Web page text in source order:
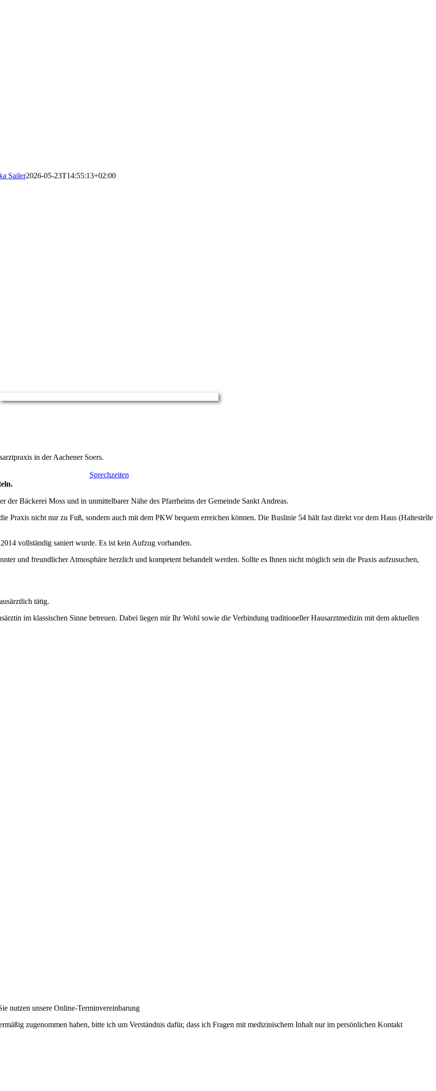
Sailer2026-05-23T14:55:13+02:00
in der Aachener Soers.
Sprechzeiten
der Bäckerei Moss und in unmittelbarer Nähe des Pfarrheims der Gemeinde Sankt Andreas.
Praxis nicht nur zu Fuß, sondern auch mit dem PKW bequem erreichen können. Die Buslinie 54 hält fast direkt vor dem Haus (Haltestelle
vollständig saniert wurde. Es ist kein Aufzug vorhanden.
und freundlicher Atmosphäre herzlich und kompetent behandelt werden. Sollte es Ihnen nicht möglich sein die Praxis aufzusuchen,
tätig.
im klassischen Sinne betreuen. Dabei liegen mir Ihr Wohl sowie die Verbindung traditioneller Hausarztmedizin mit dem aktuellen
nutzen unsere Online-Terminvereinbarung
zugenommen haben, bitte ich um Verständnis dafür, dass ich Fragen mit medizinischem Inhalt nur im persönlichen Kontakt